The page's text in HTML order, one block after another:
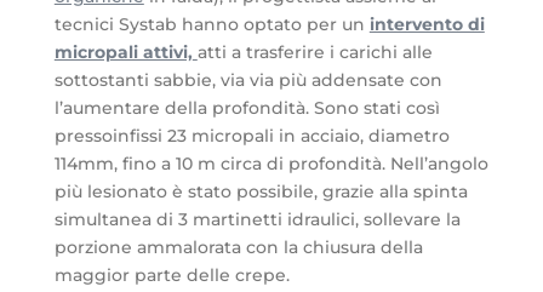
tecnici Systab hanno optato per un intervento di
micropali attivi, atti a trasferire i carichi alle
sottostanti sabbie, via via più addensate con
l’aumentare della profondità. Sono stati così
pressoinfissi 23 micropali in acciaio, diametro
114mm, fino a 10 m circa di profondità. Nell’angolo
più lesionato è stato possibile, grazie alla spinta
simultanea di 3 martinetti idraulici, sollevare la
porzione ammalorata con la chiusura della
maggior parte delle crepe.